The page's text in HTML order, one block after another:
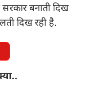
बनाती दिख
दिख रही है.